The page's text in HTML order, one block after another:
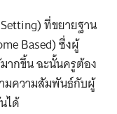
ที่ขยายฐาน
Based) ซึ่งผู้
ากขึ้น ฉะนั้นครูต้อง
มความสัมพันธ์กับผู้
ได้